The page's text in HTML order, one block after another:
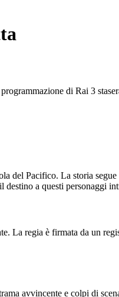
di Rai 3
del Pacifico. La storia
a questi personaggi
regia è firmata da un
avvincente e colpi di